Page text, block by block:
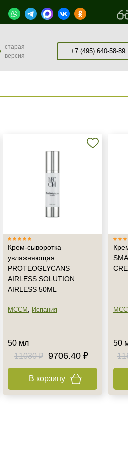
старая
версия
+7 (495) 640-58-89
Крем-сыворотка
увлажняющая
PROTEOGLYCANS
AIRLESS SOLUTION
AIRLESS 50ML
MCCM , Испания
50 мл
11030 ₽ 9706.40 ₽
В корзину
50